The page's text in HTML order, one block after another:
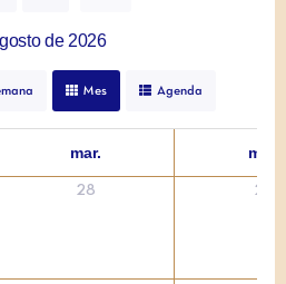
de 2026
Mes Agenda
mar. mié.
28 29